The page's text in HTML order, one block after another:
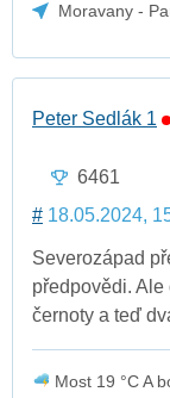
Moravany -
Peter Sedlák 1
6461
# 18.05.2024,
Severozápad
předpovědi.
černoty a teď
Most 19 °C A